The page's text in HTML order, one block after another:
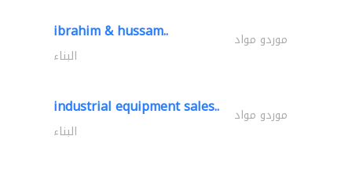
ibrahim & hussam.. موردو مواد
البناء
industrial equipment sales.. موردو مواد
البناء